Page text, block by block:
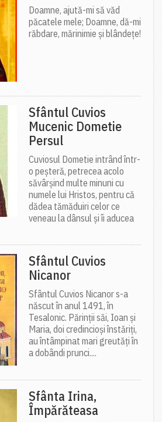
Doamne, ajută-mi să văd
păcatele mele; Doamne, dă-mi
răbdare, mărinimie şi blândeţe!
Sfântul Cuvios
Mucenic Dometie
Persul
Cuviosul Dometie intrând într-
o peșteră, petrecea acolo
săvârșind multe minuni cu
numele lui Hristos, pentru că
dădea tămăduiri celor ce
veneau la dânsul și îi aducea
Sfântul Cuvios
Nicanor
Sfântul Cuvios Nicanor s-a
născut în anul 1491, în
Tesalonic. Părinții săi, Ioan și
Maria, doi credincioși înstăriți,
au întâmpinat mari greutăți în
a dobândi prunci....
Sfânta Irina,
Împărăteasa